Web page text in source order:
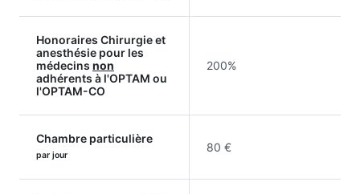
Honoraires Chirurgie et
anesthésie pour les
médecins non
adhérents à l'OPTAM ou
l'OPTAM-CO
200%
Chambre particulière
par jour
80 €